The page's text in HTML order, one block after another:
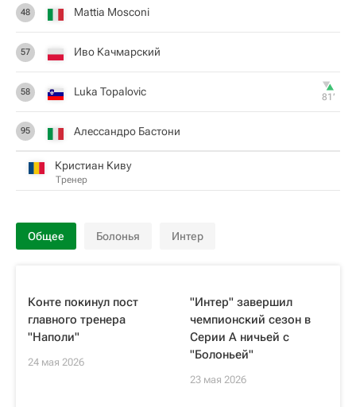
48 Mattia Mosconi
57 Иво Качмарский
58 Luka Topalovic 81‎’‎
95 Алессандро Бастони
Кристиан Киву
Тренер
Общее Болонья Интер
Конте покинул пост
главного тренера
"Наполи"
24 мая 2026
"Интер" завершил
чемпионский сезон в
Серии А ничьей с
"Болоньей"
23 мая 2026